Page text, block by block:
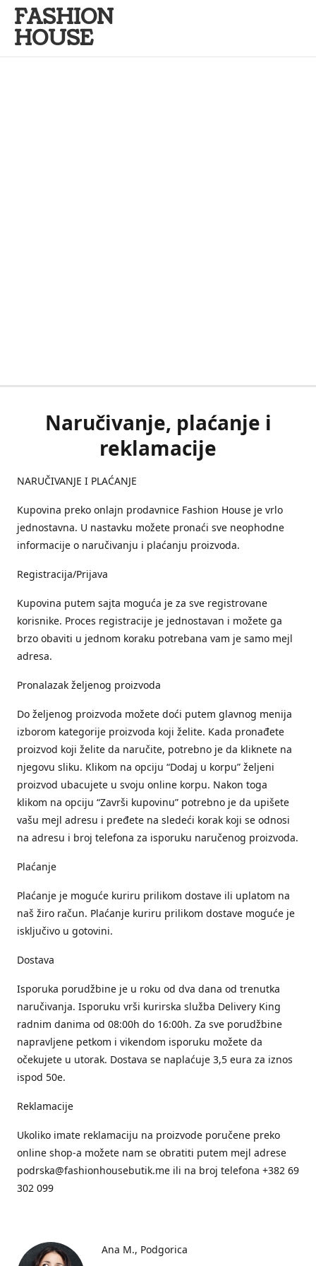
FASHION
HOUSE
Naručivanje, plaćanje i
reklamacije
NARUČIVANJE I PLAĆANJE
Kupovina preko onlajn prodavnice Fashion House je vrlo
jednostavna. U nastavku možete pronaći sve neophodne
informacije o naručivanju i plaćanju proizvoda.
Registracija/Prijava
Kupovina putem sajta moguća je za sve registrovane
korisnike. Proces registracije je jednostavan i možete ga
brzo obaviti u jednom koraku potrebana vam je samo mejl
adresa.
Pronalazak željenog proizvoda
Do željenog proizvoda možete doći putem glavnog menija
izborom kategorije proizvoda koji želite. Kada pronađete
proizvod koji želite da naručite, potrebno je da kliknete na
njegovu sliku. Klikom na opciju “Dodaj u korpu” željeni
proizvod ubacujete u svoju online korpu. Nakon toga
klikom na opciju “Završi kupovinu” potrebno je da upišete
vašu mejl adresu i pređete na sledeći korak koji se odnosi
na adresu i broj telefona za isporuku naručenog proizvoda.
Plaćanje
Plaćanje je moguće kuriru prilikom dostave ili uplatom na
naš žiro račun. Plaćanje kuriru prilikom dostave moguće je
isključivo u gotovini.
Dostava
Isporuka porudžbine je u roku od dva dana od trenutka
naručivanja. Isporuku vrši kurirska služba Delivery King
radnim danima od 08:00h do 16:00h. Za sve porudžbine
napravljene petkom i vikendom isporuku možete da
očekujete u utorak. Dostava se naplaćuje 3,5 eura za iznos
ispod 50e.
Reklamacije
Ukoliko imate reklamaciju na proizvode poručene preko
online shop-a možete nam se obratiti putem mejl adrese
podrska@fashionhousebutik.me ili na broj telefona +382 69
302 099
Ana M. Podgorica